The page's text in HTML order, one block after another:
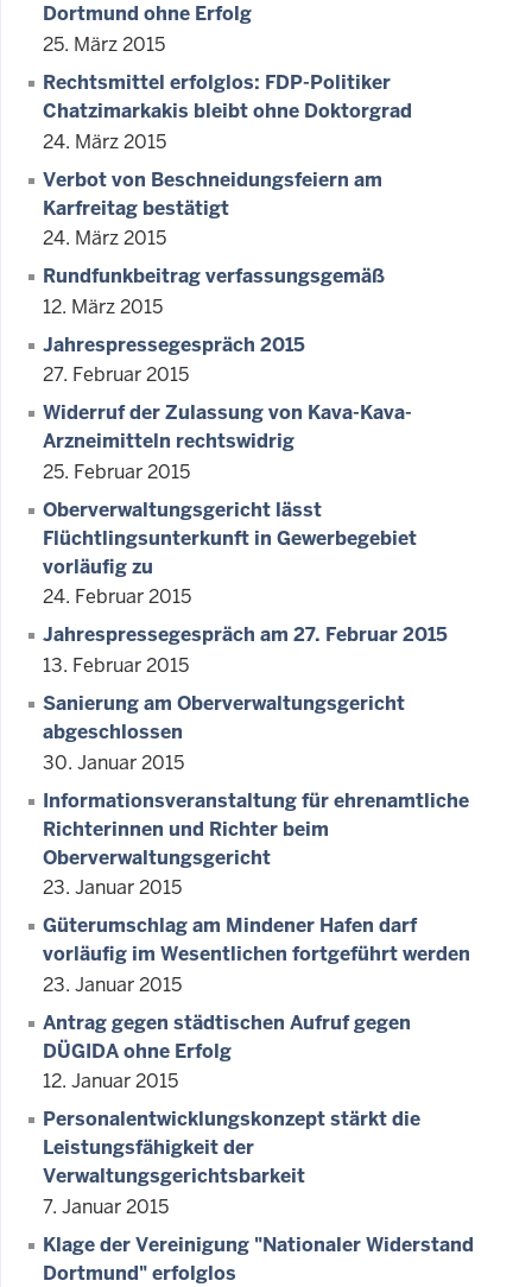
Dortmund ohne Erfolg
25. März 2015
Rechtsmittel erfolglos: FDP-Politiker
Chatzimarkakis bleibt ohne Doktorgrad
24. März 2015
Verbot von Beschneidungsfeiern am
Karfreitag bestätigt
24. März 2015
Rundfunkbeitrag verfassungsgemäß
12. März 2015
Jahrespressegespräch 2015
27. Februar 2015
Widerruf der Zulassung von Kava-Kava-
Arzneimitteln rechtswidrig
25. Februar 2015
Oberverwaltungsgericht lässt
Flüchtlingsunterkunft in Gewerbegebiet
vorläufig zu
24. Februar 2015
Jahrespressegespräch am 27. Februar 2015
13. Februar 2015
Sanierung am Oberverwaltungsgericht
abgeschlossen
30. Januar 2015
Informationsveranstaltung für ehrenamtliche
Richterinnen und Richter beim
Oberverwaltungsgericht
23. Januar 2015
Güterumschlag am Mindener Hafen darf
vorläufig im Wesentlichen fortgeführt werden
23. Januar 2015
Antrag gegen städtischen Aufruf gegen
DÜGIDA ohne Erfolg
12. Januar 2015
Personalentwicklungskonzept stärkt die
Leistungsfähigkeit der
Verwaltungsgerichtsbarkeit
7. Januar 2015
Klage der Vereinigung "Nationaler Widerstand
Dortmund" erfolglos